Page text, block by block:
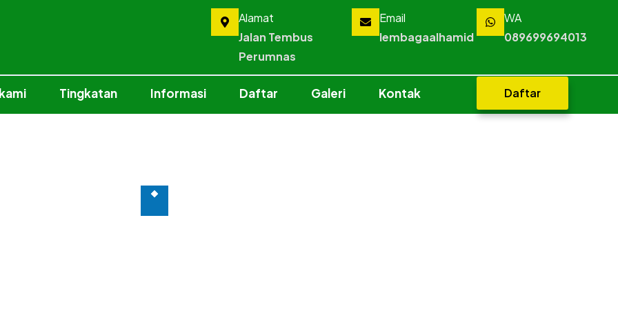
Alamat
Jalan Tembus
Perumnas
Email
lembagaalhamid
WA
089699694013
Tingkatan Informasi Daftar Galeri Kontak Daftar